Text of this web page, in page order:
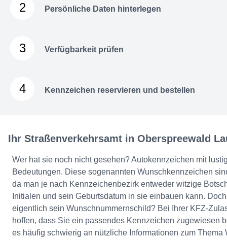
2 Persönliche Daten hinterlegen
3 Verfügbarkeit prüfen
4 Kennzeichen reservieren und bestellen
Ihr Straßenverkehrsamt in Oberspreewald
Wer hat sie noch nicht gesehen? Autokennzeichen mit
Bedeutungen. Diese sogenannten Wunschkennzeichen
da man je nach Kennzeichenbezirk entweder witzige
Initialen und sein Geburtsdatum in sie einbauen kann.
eigentlich sein Wunschnummernschild? Bei Ihrer KFZ-
hoffen, dass Sie ein passendes Kennzeichen zugewiesen
es häufig schwierig an nützliche Informationen zum Thema